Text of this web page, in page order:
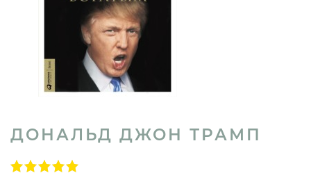
ДОНАЛЬД ДЖОН ТРАМП